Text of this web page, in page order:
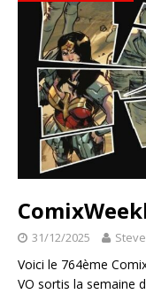
31/12/2025 Steve
Voici le 764ème
VO sortis la semaine